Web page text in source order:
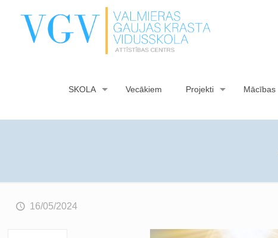
SKOLA Vecākiem Projekti Mācības
16/05/2024